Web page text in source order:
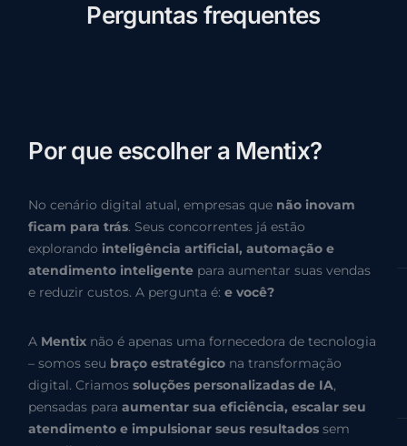
Perguntas frequentes
Por que escolher a Mentix?
No cenário digital atual, empresas que não inovam
ficam para trás. Seus concorrentes já estão
explorando inteligência artificial, automação e
atendimento inteligente para aumentar suas vendas
e reduzir custos. A pergunta é:e você?
A Mentix não é apenas uma fornecedora de tecnologia
– somos seu braço estratégico na transformação
digital. Criamossoluções personalizadas de IA,
pensadas paraaumentar sua eficiência, escalar seu
atendimento e impulsionar seus resultados sem